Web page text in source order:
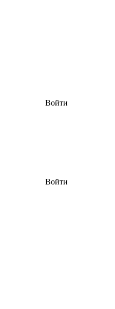
Войти
Войти